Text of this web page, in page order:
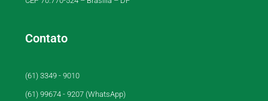
Contato
(61) 3349 - 9010
(61) 99674 - 9207 (WhatsApp)